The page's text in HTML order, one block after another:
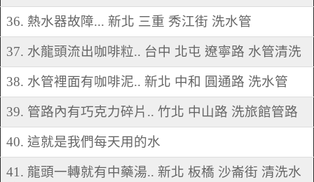
36. 熱水器故障... 新北 三重 秀江街 洗水管
37. 水龍頭流出咖啡粒.. 台中 北屯 遼寧路 水管清洗
38. 水管裡面有咖啡泥.. 新北 中和 圓通路 洗水管
39. 管路內有巧克力碎片.. 竹北 中山路 洗旅館管路
40. 這就是我們每天用的水
41. 龍頭一轉就有中藥湯.. 新北 板橋 沙崙街 清洗水